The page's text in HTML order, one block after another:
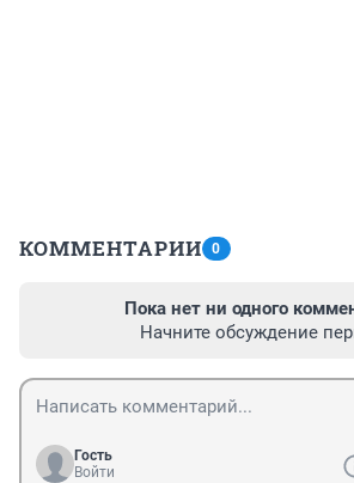
КОММЕНТАРИИ 0
Пока нет ни одного
Начните обсуждение
Гость
Войти